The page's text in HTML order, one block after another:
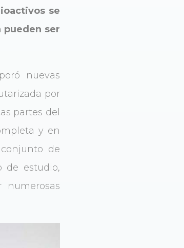
se
pueden ser
nuevas
por
partes del
y en
de
de estudio,